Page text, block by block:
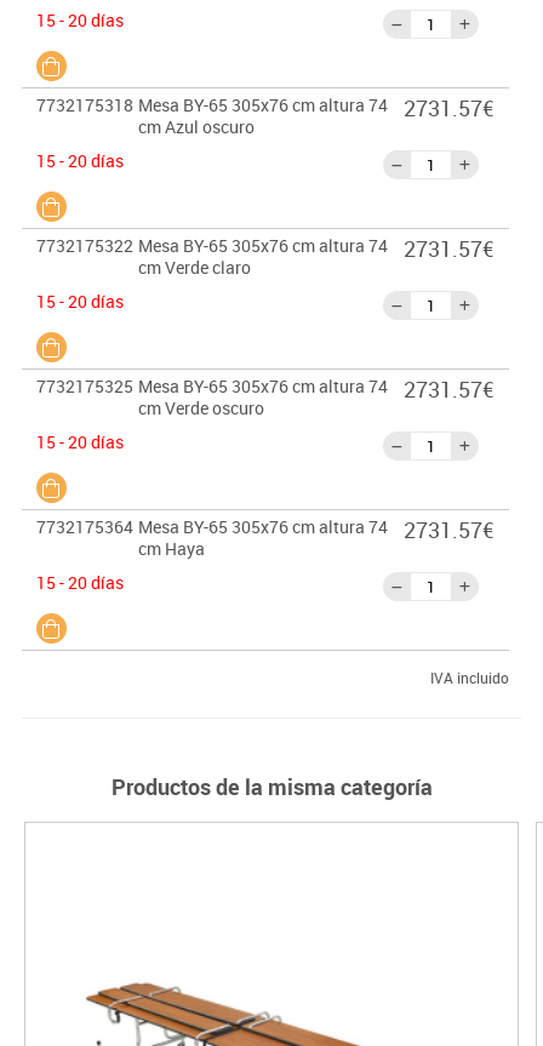
15 - 20 días
7732175318 Mesa BY-65 305x76 cm altura 74
cm Azul oscuro
15 - 20 días
2731.57€
7732175322 Mesa BY-65 305x76 cm altura 74
cm Verde claro
15 - 20 días
2731.57€
7732175325 Mesa BY-65 305x76 cm altura 74
cm Verde oscuro
15 - 20 días
2731.57€
7732175364 Mesa BY-65 305x76 cm altura 74
cm Haya
15 - 20 días
2731.57€
IVA incluido
Productos de la misma categoría